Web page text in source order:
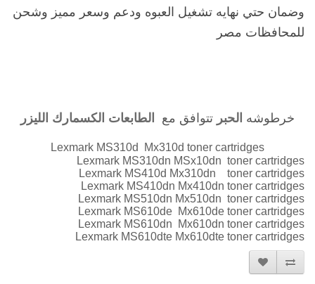
وضمان حتي نهايه تشغيل العبوه ودعم وسعر مميز وشحن
للمحافظات مصر
خرطوشه الحبر تتوافق مع الطابعات الكسمارك الليزر
Lexmark MS310d Mx310d toner cartridges
Lexmark MS310dn MSx10dn toner cartridges
Lexmark MS410d Mx310dn toner cartridges
Lexmark MS410dn Mx410dn toner cartridges
Lexmark MS510dn Mx510dn toner cartridges
Lexmark MS610de Mx610de toner cartridges
Lexmark MS610dn Mx610dn toner cartridges
Lexmark MS610dte Mx610dte toner cartridges